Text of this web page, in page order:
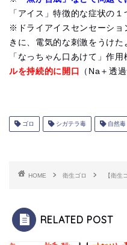
「アイス」特徴的な症状の１
※ドライアイスセンセーショ
きに、電気的な刺激をうけ
「なっちゃん口あけて」作
ルを持続的に開口
（Na＋透
ゴロ シガテラ毒 自然毒
HOME 衛生ゴロ 【衛生
RELATED POST